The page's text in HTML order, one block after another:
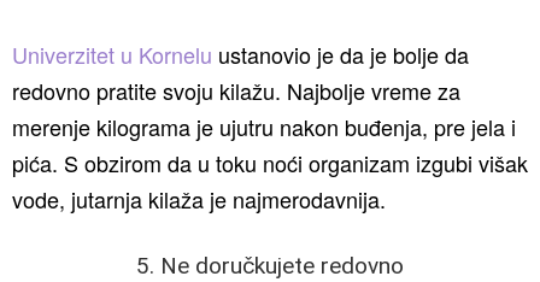
Univerzitet u Kornelu ustanovio je da je bolje da
redovno pratite svoju kilažu. Najbolje vreme za
merenje kilograma je ujutru nakon buđenja, pre jela i
pića. S obzirom da u toku noći organizam izgubi višak
vode, jutarnja kilaža je najmerodavnija.
5. Ne doručkujete redovno